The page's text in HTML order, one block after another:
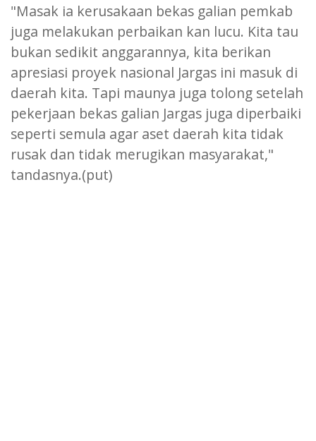
"Masak ia kerusakaan bekas galian pemkab
juga melakukan perbaikan kan lucu. Kita tau
bukan sedikit anggarannya, kita berikan
apresiasi proyek nasional Jargas ini masuk di
daerah kita. Tapi maunya juga tolong setelah
pekerjaan bekas galian Jargas juga diperbaiki
seperti semula agar aset daerah kita tidak
rusak dan tidak merugikan masyarakat,"
tandasnya.(put)